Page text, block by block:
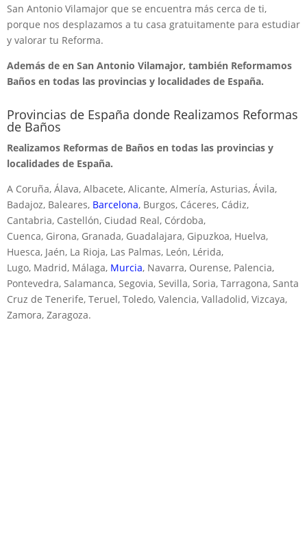
San Antonio Vilamajor que se encuentra más cerca de ti,
porque nos desplazamos a tu casa gratuitamente para estudiar
y valorar tu Reforma.
Además de en San Antonio Vilamajor, también Reformamos
Baños en todas las provincias y localidades de España.
Provincias de España donde Realizamos Reformas
de Baños
Realizamos Reformas de Baños en todas las provincias y
localidades de España.
A Coruña, Álava, Albacete, Alicante, Almería, Asturias, Ávila,
Badajoz, Baleares, Barcelona, Burgos, Cáceres, Cádiz,
Cantabria, Castellón, Ciudad Real, Córdoba,
Cuenca, Girona, Granada, Guadalajara, Gipuzkoa, Huelva,
Huesca, Jaén, La Rioja, Las Palmas, León, Lérida,
Lugo, Madrid, Málaga, Murcia, Navarra, Ourense, Palencia,
Pontevedra, Salamanca, Segovia, Sevilla, Soria, Tarragona, Santa
Cruz de Tenerife, Teruel, Toledo, Valencia, Valladolid, Vizcaya,
Zamora, Zaragoza.